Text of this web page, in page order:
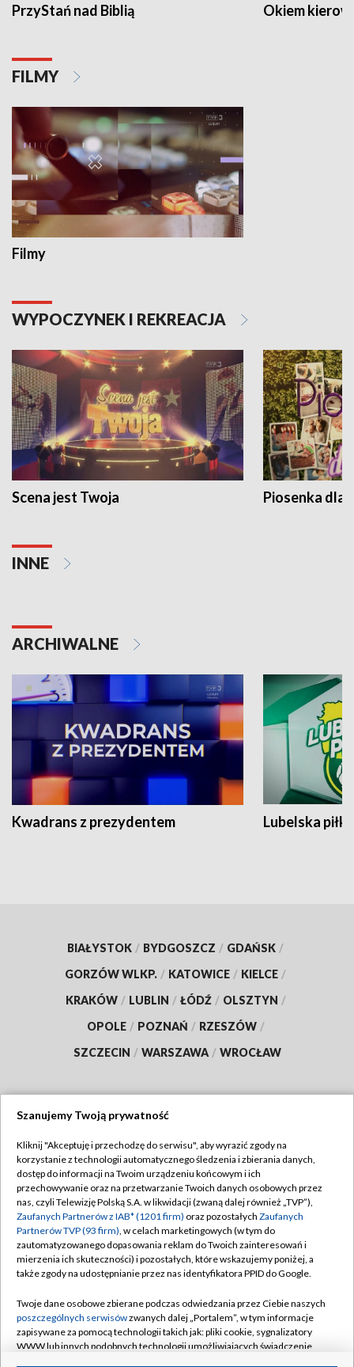
PrzyStań nad Biblią Okiem
FILMY
Filmy
WYPOCZYNEK I REKREACJA
Scena jest Twoja Piosenka dla
INNE
ARCHIWALNE
Kwadrans z prezydentem Lubelska piłka
BIAŁYSTOK / BYDGOSZCZ / GDAŃSK /
GORZÓW WLKP. / KATOWICE / KIELCE /
KRAKÓW / LUBLIN / ŁÓDŹ / OLSZTYN /
OPOLE / POZNAŃ / RZESZÓW /
SZCZECIN / WARSZAWA / WROCŁAW
TVP
Abonament TVP
Emisja w TVP
Centrum informacji TVP
Naziemna Telewizja Cyfrowa
Rada Programowa
System NOS
Regulamin TVP
Polityka prywatności
Moje zgody
Pomoc
Kontakt
Szanujemy Twoją prywatność
Kliknij "Akceptuję i przechodzę do serwisu", aby wyrazić zgody na
korzystanie z technologii automatycznego śledzenia i zbierania danych,
dostęp do informacji na Twoim urządzeniu końcowym i ich
przechowywanie oraz na przetwarzanie Twoich danych osobowych przez
nas, czyli Telewizję Polską S.A. w likwidacji (zwaną dalej również „TVP”),
Zaufanych Partnerów z IAB* (1201 firm) oraz pozostałych Zaufanych
Partnerów TVP (93 firm), w celach marketingowych (w tym do
zautomatyzowanego dopasowania reklam do Twoich zainteresowań i
mierzenia ich skuteczności) i pozostałych, które wskazujemy poniżej, a
także zgody na udostępnianie przez nas identyfikatora PPID do Google.
Twoje dane osobowe zbierane podczas odwiedzania przez Ciebie naszych
poszczególnych serwisówzwanych dalej „Portalem”, w tym informacje
zapisywane za pomocą technologii takich jak: pliki cookie, sygnalizatory
WWW lub innych podobnych technologii umożliwiających świadczenie